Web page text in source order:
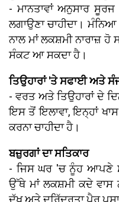
- ਮਾਨਤਾਵਾਂ ਅਨੁਸਾਰ
ਲਗਾਉਣਾ ਚਾਹੀਦਾ।
ਨਾਲ ਮਾਂ ਲਕਸ਼ਮੀ ਨਾਰਾਜ਼
ਸੰਕਟ ਆ ਸਕਦਾ ਹੈ।
ਤਿਉਹਾਰਾਂ 'ਤੇ ਸਫਾਈ ਅਤੇ
- ਵਰਤ ਅਤੇ ਤਿਉਹਾਰਾਂ ਦੇ
ਇਸ ਤੋਂ ਇਲਾਵਾ, ਇਨ੍ਹਾਂ
ਕਰਨਾ ਚਾਹੀਦਾ ਹੈ।
ਬਜ਼ੁਰਗਾਂ ਦਾ ਸਤਿਕਾਰ
- ਜਿਸ ਘਰ 'ਚ ਨੂੰਹ ਆਪਣੇ
ਉੱਥੇ ਮਾਂ ਲਕਸ਼ਮੀ ਕਦੇ ਵਾਸ
ਦੁੱਖ ਅਤੇ ਦਰਿੱਦਰਤਾ ਪੈਰ